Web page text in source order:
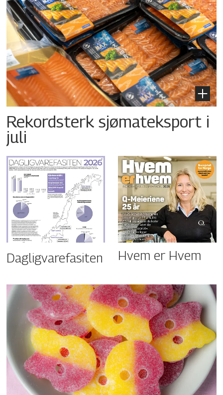
Rekordsterk sjømateksport i
juli
Dagligvarefasiten Hvem er Hvem